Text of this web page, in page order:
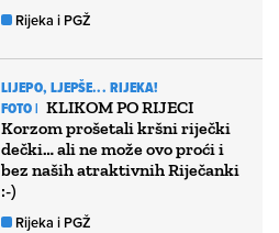
Rijeka i PGŽ
LIJEPO, LJEPŠE... RIJEKA!
FOTO | KLIKOM PO RIJECI
Korzom prošetali kršni riječki
dečki… ali ne može ovo proći i
bez naših atraktivnih Riječanki
:-)
Rijeka i PGŽ